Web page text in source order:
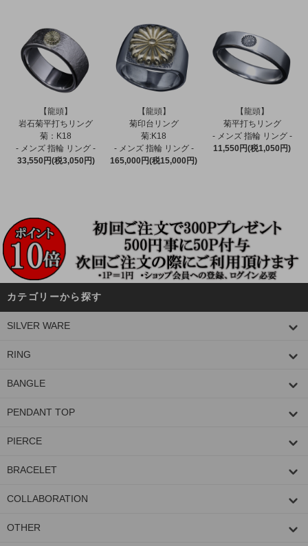
【龍頭】
岩石菊平打ちリング
菊：K18
- メンズ 指輪 リング -
33,550円(税3,050円)
【龍頭】
菊印台リング
菊:K18
- メンズ 指輪 リング -
165,000円(税15,000円)
【龍頭】
菊平打ちリング
- メンズ 指輪 リング -
11,550円(税1,050円)
カテゴリーから探す
SILVER WARE
RING
BANGLE
PENDANT TOP
PIERCE
BRACELET
COLLABORATION
OTHER